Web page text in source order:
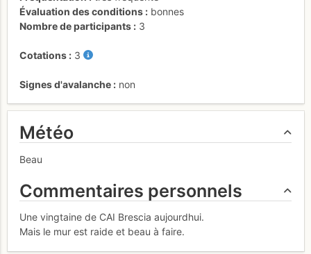
Évaluation des conditions
bonnes
Nombre de participants
3
Cotations 3
Signes d'avalanche non
Météo
Beau
Commentaires personnels
Une vingtaine de CAI Brescia aujourdhui.
Mais le mur est raide et beau à faire.